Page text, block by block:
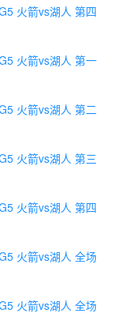
火箭vs湖人 第四
火箭vs湖人 第一
火箭vs湖人 第二
火箭vs湖人 第三
火箭vs湖人 第四
火箭vs湖人 全场
火箭vs湖人 全场